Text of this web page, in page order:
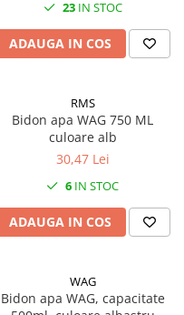
23IN STOC
ADAUGA IN COS
RMS
Bidon apa WAG 750 ML
culoare alb
30,47 Lei
6 IN STOC
ADAUGA IN COS
WAG
Bidon apa WAG, capacitate